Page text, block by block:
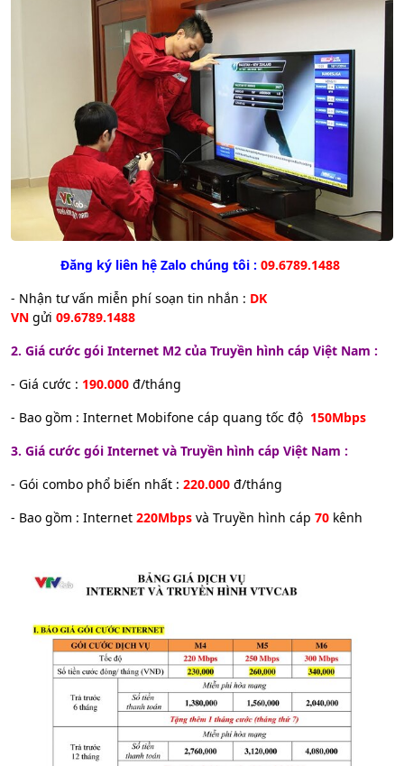
Đăng ký liên hệ Zalo chúng tôi : 09.6789.1488
- Nhận tư vấn miễn phí soạn tin nhắn : DK
VN gửi 09.6789.1488
2. Giá cước gói Internet M2 của Truyền hình cáp Việt Nam :
- Giá cước : 190.000 đ/tháng
- Bao gồm : Internet Mobifone cáp quang tốc độ 150Mbps
3. Giá cước gói Internet và Truyền hình cáp Việt Nam :
- Gói combo phổ biến nhất : 220.000 đ/tháng
- Bao gồm : Internet 220Mbps và Truyền hình cáp 70 kênh